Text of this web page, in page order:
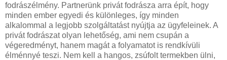
fodrászélmény. Partnerünk privát fodrásza arra épít, hogy
minden ember egyedi és különleges, így minden
alkalommal a legjobb szolgáltatást nyújtja az ügyfeleinek. A
privát fodrászat olyan lehetőség, ami nem csupán a
végeredményt, hanem magát a folyamatot is rendkívüli
élménnyé teszi. Nem kell a hangos, zsúfolt termekben ülni,